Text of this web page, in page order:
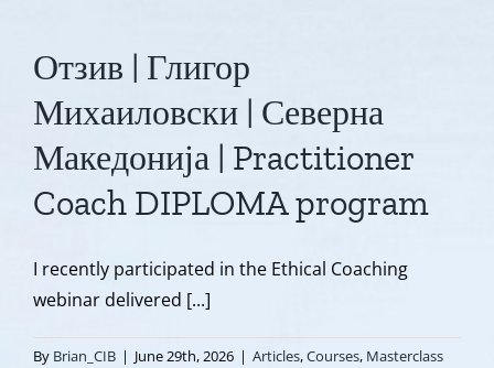
Отзив | Глигор
Михаиловски | Северна
Македонија | Practitioner
Coach DIPLOMA program
I recently participated in the Ethical Coaching
webinar delivered [...]
By Brian_CIB | June 29th, 2026 | Articles,Courses, Masterclass